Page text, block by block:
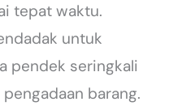
tepat waktu.
untuk
pendek seringkali
barang.